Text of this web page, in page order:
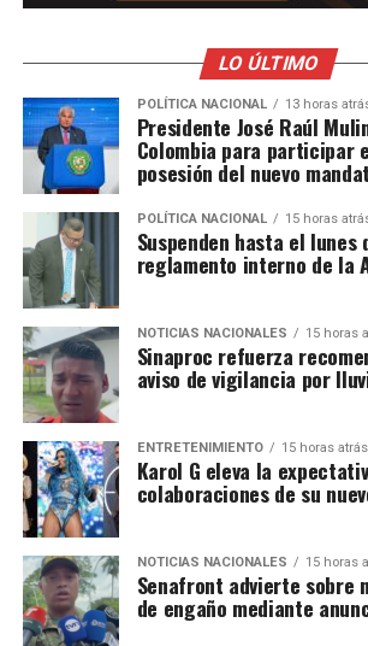
LO ÚLTIMO
POLÍTICA NACIONAL 13 horas
Presidente José Raúl
Colombia para participar
posesión del nuevo
POLÍTICA NACIONAL 15 horas
Suspenden hasta el lunes
reglamento interno de la
NOTICIAS NACIONALES 15 horas
Sinaproc refuerza
aviso de vigilancia por
ENTRETENIMIENTO 15 horas atrás
Karol G eleva la
colaboraciones de su
NOTICIAS NACIONALES 15 horas
Senafront advierte sobre
de engaño mediante